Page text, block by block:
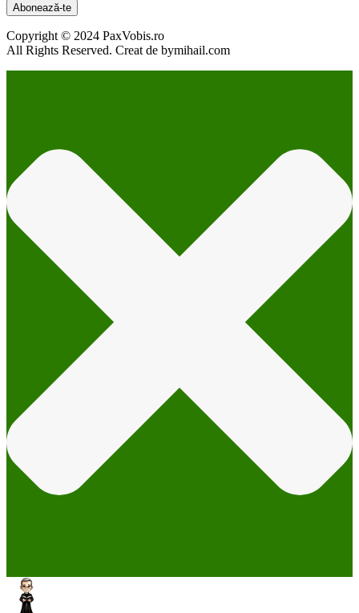
Abonează-te
Copyright © 2024 PaxVobis.ro
All Rights Reserved. Creat de bymihail.com